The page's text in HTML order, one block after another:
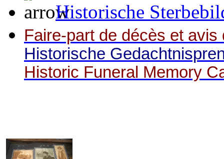
Historische
Faire-part de décès et
Historische
Historic Funeral Memory